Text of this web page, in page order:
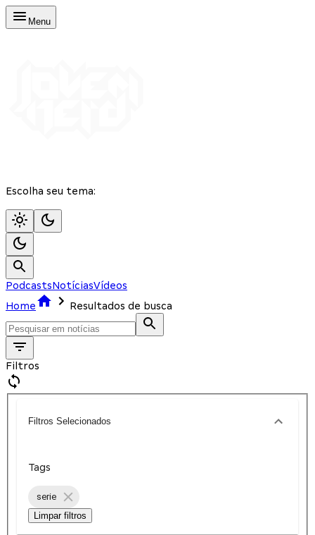
Menu
Escolha seu tema:
PodcastsNotíciasVídeos
Home
Resultados de busca
Filtros
Filtros Selecionados
Tags
serie
Limpar filtros